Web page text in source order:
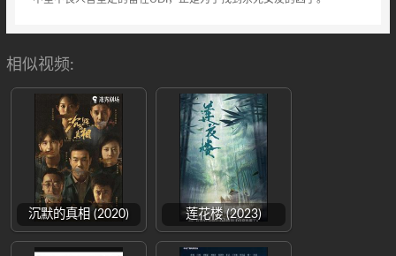
相似视频:
沉默的真相 (2020) 莲花楼 (2023)